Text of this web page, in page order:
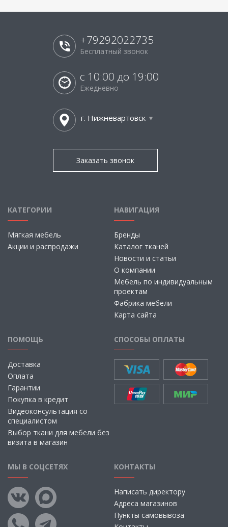
+79292022735
Бесплатный звонок
с 10:00 до 19:00
Ежедневно
г. Нижневартовск
Заказать звонок
КАТЕГОРИИ
Мягкая мебель
Акции и распродажи
НАВИГАЦИЯ
Бренды
Каталог тканей
Новости и статьи
О компании
Мебель по индивидуальным
проектам
Фабрика мебели
Карта сайта
ПОМОЩЬ
Доставка
Оплата
Гарантии
Покупка в кредит
Видеоконсультация со
специалистом
Выбор ткани для мебели без
визита в магазин
СПОСОБЫ ОПЛАТЫ
МЫ В СОЦСЕТЯХ КОНТАКТЫ
Написать директору
Адреса магазинов
Пункты самовывоза